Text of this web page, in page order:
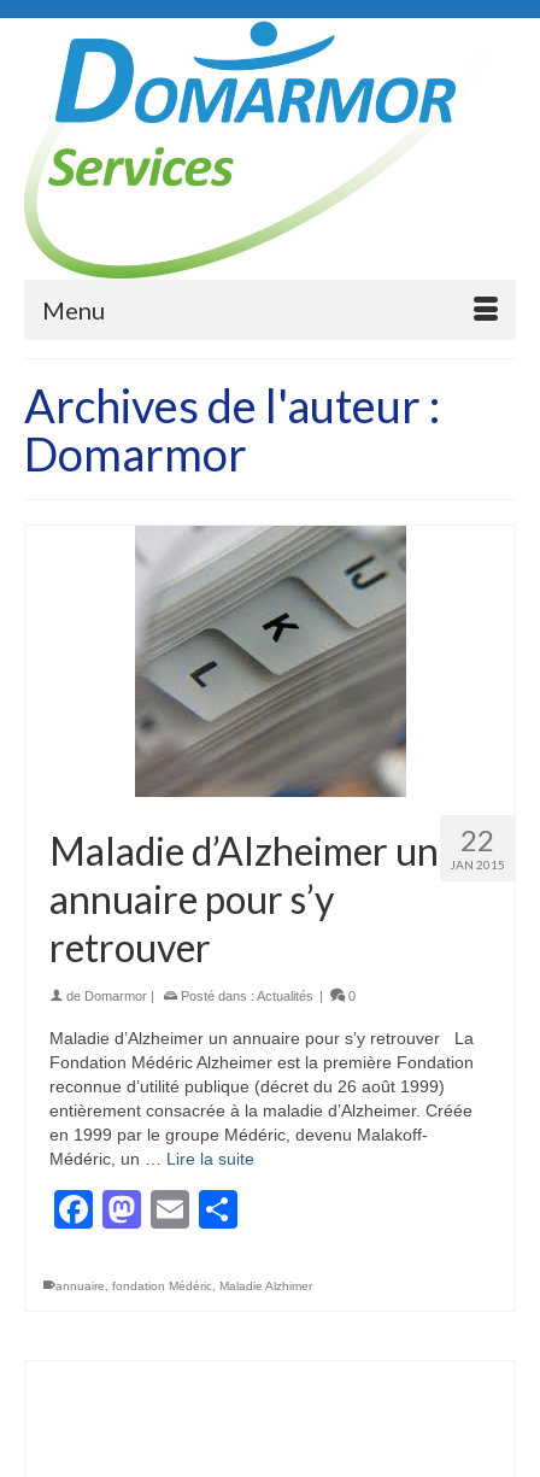
Menu
Archives de l'auteur :
Domarmor
22
JAN 2015
Maladie d’Alzheimer un
annuaire pour s’y
retrouver
de Domarmor Posté dans : Actualités 0
Maladie d’Alzheimer un annuaire pour s’y retrouver La
Fondation Médéric Alzheimer est la première Fondation
reconnue d’utilité publique (décret du 26 août 1999)
entièrement consacrée à la maladie d’Alzheimer. Créée
en 1999 par le groupe Médéric, devenu Malakoff-
Médéric, un … Lire la suite
Facebook
Mastodon
Email
annuaire, fondation Médéric, Maladie Alzhimer